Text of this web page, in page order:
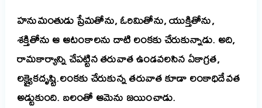
హనుమంతుడు ప్రేమతోను, ఓరిమితోను, యుక్తితోను,
శక్తితోను ఆ ఆటంకాలను దాటి లంకకు చేరుకున్నాడు. అది,
రామకార్యాన్ని చేపట్టిన తరువాత ఉండవలసిన ఏకాగ్రత,
లక్ష్యైకదృష్టి.లంకకు చేరుకున్న తరువాత కూడా లంకాధిదేవత
అడ్టుకుంది. బలంతో ఆమెను జయించాడు.